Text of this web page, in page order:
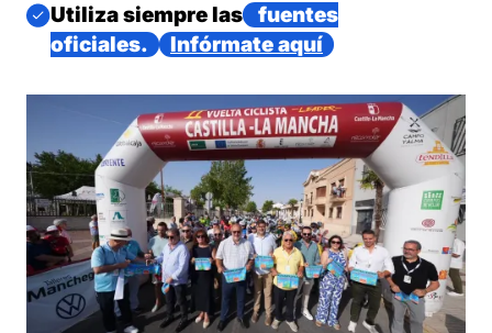
Imagen
Utiliza siempre las
fuentes
oficiales.
Infórmate aquí